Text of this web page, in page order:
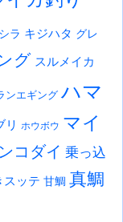
ラ キジハタ グレ
グ スルメイカ
ンエギング ハマ
リ ホウボウ マイ
コダイ 乗っ込
スッテ 甘鯛 真鯛